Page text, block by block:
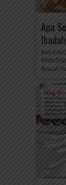
Apa
Beli
Ibadah